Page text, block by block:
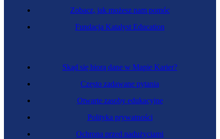
Skąd się biorą dane w Mapie Karier?
Często zadawane pytania
Otwarte zasoby edukacyjne
Polityka prywatności
Ochrona przed nadużyciami
Zobacz, jak możesz nam pomóc
Fundacja Katalyst Education